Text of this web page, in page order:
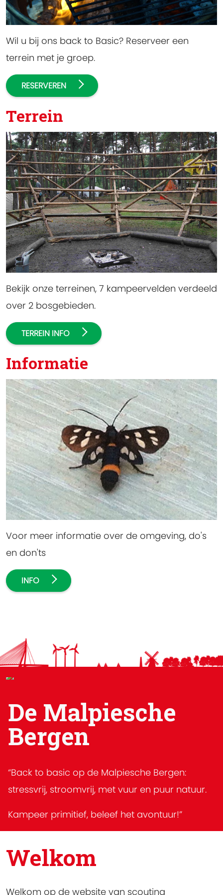
Wil u bij ons back to Basic? Reserveer een
terrein met je groep.
RESERVEREN
Terrein
Bekijk onze terreinen, 7 kampeervelden verdeeld
over 2 bosgebieden.
TERREIN INFO
Informatie
Voor meer informatie over de omgeving, do's
en don'ts
INFO
De Malpiesche
Bergen
“Back to basic op de Malpiesche Bergen:
stressvrij, stroomvrij, met vuur en puur natuur.
Kampeer primitief, beleef het avontuur!”
Welkom
Welkom op de website van scouting